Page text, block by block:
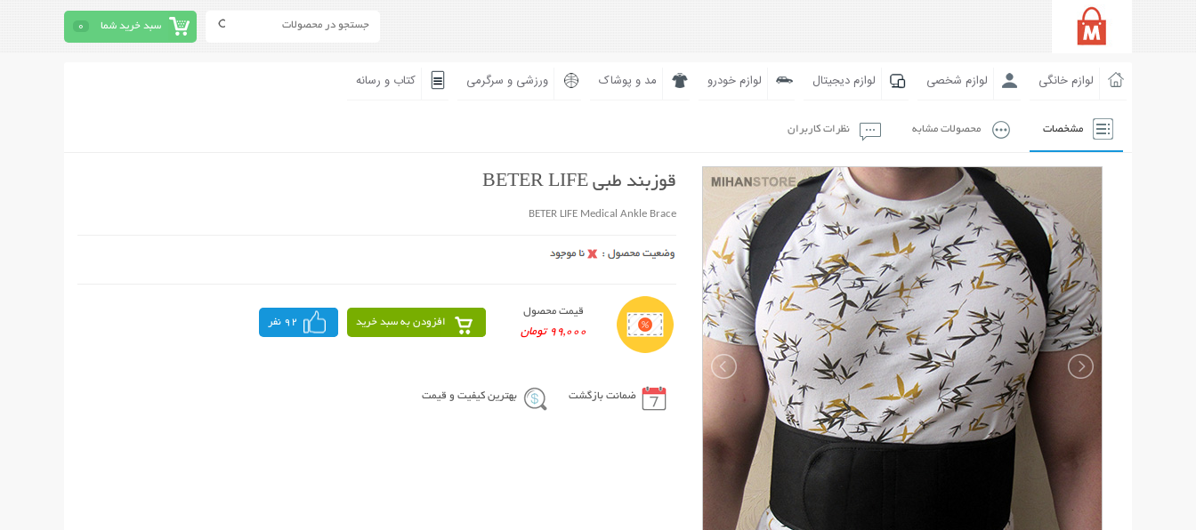
سبد خرید شما 0
لوازم خانگی لوازم شخصی لوازم دیجیتال لوازم خودرو مد و پوشاک ورزشی و سرگرمی کتاب و رسانه
مشخصات محصولات مشابه نظرات کاربران
قوزبند طبی BETER LIFE
BETER LIFE Medical Ankle Brace
قیمت محصول
99,000 تومان
افزودن به سبد خرید 92 نفر
ضمانت بازگشت بهترین کیفیت و قیمت